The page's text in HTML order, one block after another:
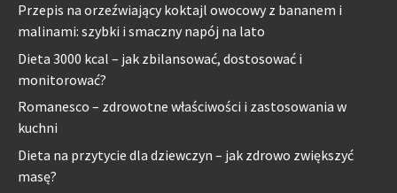
Przepis na orzeźwiający koktajl owocowy z bananem i
malinami: szybki i smaczny napój na lato
Dieta 3000 kcal – jak zbilansować, dostosować i
monitorować?
Romanesco – zdrowotne właściwości i zastosowania w
kuchni
Dieta na przytycie dla dziewczyn – jak zdrowo zwiększyć
masę?